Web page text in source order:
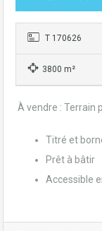
T 170626
3800 m²
À vendre : Terrain
Titré et
Prêt à bâtir
Accessible